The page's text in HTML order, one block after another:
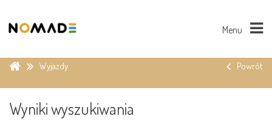
Menu
Wyjazdy Powrót
Wyniki wyszukiwania